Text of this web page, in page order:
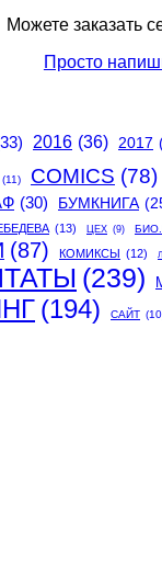
Можете заказать
Просто
2016 (36) 2017
(11) COMICS (78)
(30) БУМКНИГА
(13) ЦЕХ (9)
(87) КОМИКСЫ (12)
(239)
(194) САЙТ